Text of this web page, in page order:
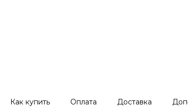
Как купить Оплата Доставка